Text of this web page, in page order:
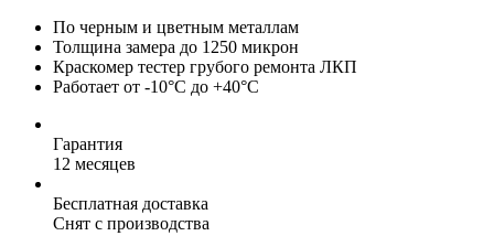
По черным и цветным металлам
Толщина замера до 1250 микрон
Краскомер тестер грубого ремонта ЛКП
Работает от -10°C до +40°C
Гарантия
12 месяцев
Бесплатная доставка
Снят с производства